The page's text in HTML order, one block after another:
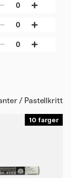
0
0
0
/ Pastellkritt
10